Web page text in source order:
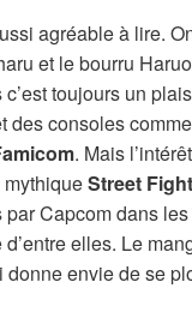
agréable à lire.
et le bourru
toujours un
des consoles comme
. Mais
mythiqueStreet
Capcom dans
elles. Le
envie de se